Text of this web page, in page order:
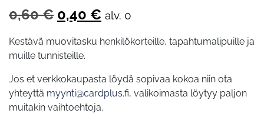
0,60€ Alkuperäinen
hinta
oli:
0,60 €.
0,40 € Nykyinen
hinta
0,40 €.
alv. 0
Kestävä muovitasku henkilökorteille, tapahtumalipuille ja
muille tunnisteille.
Jos et verkkokaupasta löydä sopivaa kokoa niin ota
yhteyttä myynti@cardplus.fi, valikoimasta löytyy paljon
muitakin vaihtoehtoja.